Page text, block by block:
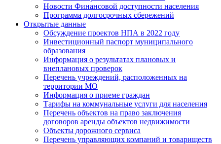
Новости Финансовой доступности населения
Программа долгосрочных сбережений
Открытые данные
Обсуждение проектов НПА в 2022 году
Инвестиционный паспорт муниципального
образования
Информация о результатах плановых и
внеплановых проверок
Перечень учреждений, расположенных на
территории МО
Информация о приеме граждан
Тарифы на коммунальные услуги для населения
Перечень объектов на право заключения
договоров аренды объектов недвижимости
Объекты дорожного сервиса
Перечень управляющих компаний и товариществ